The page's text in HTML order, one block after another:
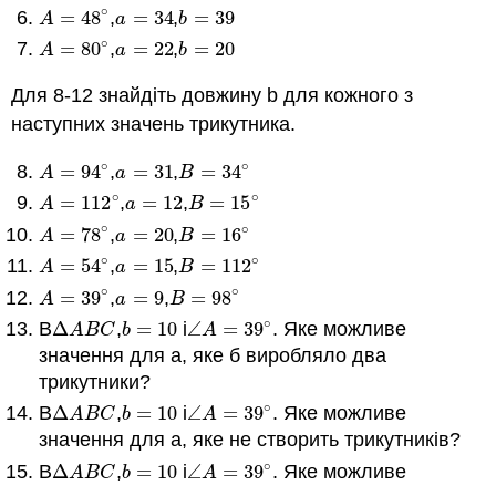
A = 48∘
A=48∘ ,a = 34
a =34 ,b = 39
b =39
A = 80∘
A=80∘ ,a = 22
a =22 ,b = 20
b =20
Для 8-12 знайдіть довжину b для кожного з
наступних значень трикутника.
A = 94∘
A=94∘ ,a = 31
a =31 ,B = 34∘
B=34∘
A = 112∘
A=112∘ ,a = 12
a =12 ,B = 15∘
B=15∘
A = 78∘
A=78∘ ,a = 20
a =20 ,B = 16∘
B=16∘
A = 54∘
A=54∘ ,a = 15
a =15 ,B = 112∘
B=112∘
A = 39∘
A=39∘ ,a = 9
a =9 ,B = 98∘
B=98∘
ВΔABC
ΔABC ,b = 10
b =10 і∠A = 39∘
∠A =39∘ . Яке можливе
значення для a, яке б виробляло два
трикутники?
ВΔABC
ΔABC ,b = 10
b =10 і∠A = 39∘
∠A =39∘ . Яке можливе
значення для a, яке не створить трикутників?
ВΔABC
ΔABC ,b = 10
b =10 і∠A = 39∘
∠A =39∘ . Яке можливе